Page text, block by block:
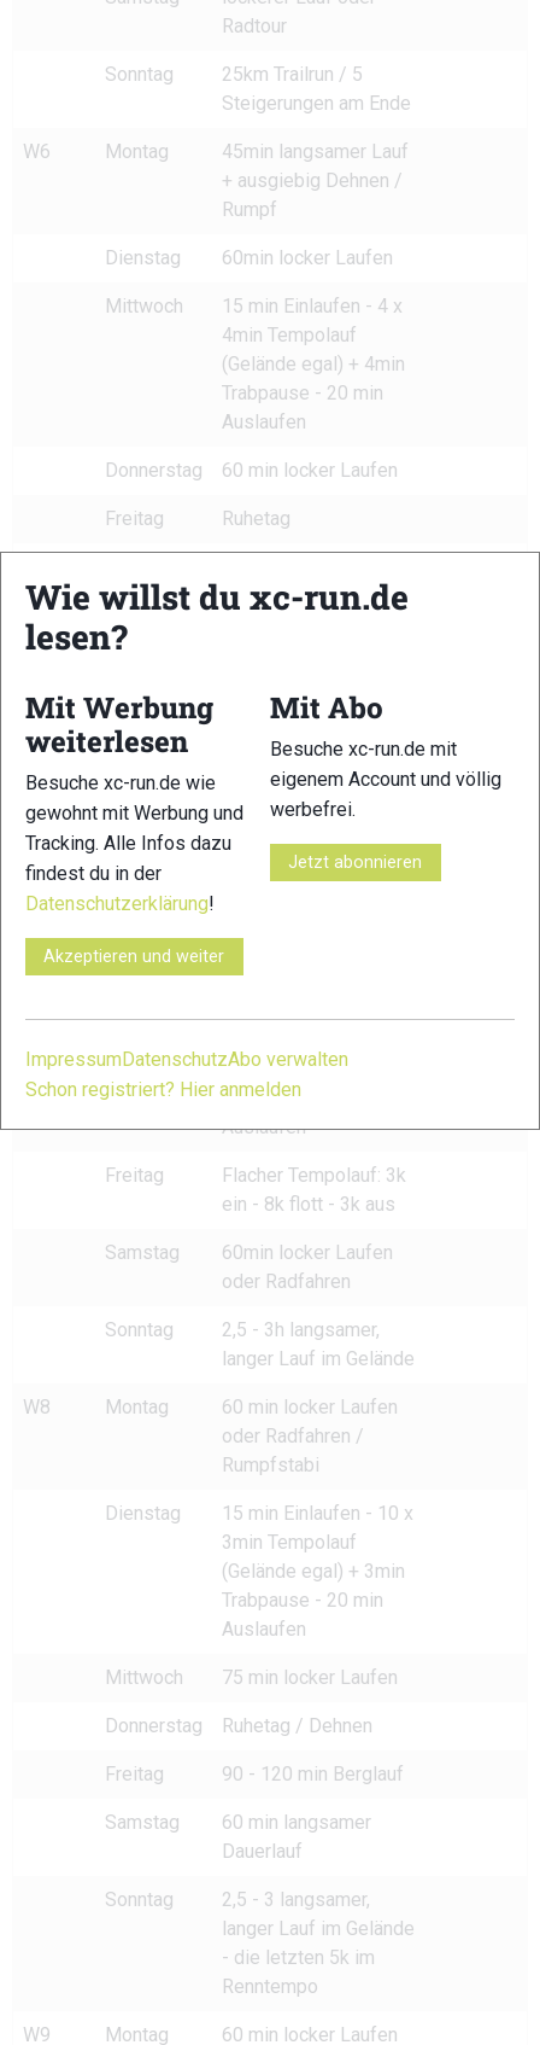
Radtour
Sonntag
25km Trailrun / 5
Steigerungen am Ende
W6 Montag
45min langsamer Lauf
+ ausgiebig Dehnen /
Rumpf
Dienstag 60min locker Laufen
Mittwoch
15 min Einlaufen - 4 x
4min Tempolauf
(Gelände egal) + 4min
Trabpause - 20 min
Auslaufen
Donnerstag 60 min locker Laufen
Freitag Ruhetag
Steigerungsläufe
Sonntag
angestrebten Distanz
Ausrüstung
W7 Montag
45min langsamer Lauf
oder Radtour +
ausgiebig Dehnen
Dienstag
im Gelände
Einlaufen - 4 x 10min
flott bergauf - 20min
Auslaufen
Freitag
Flacher Tempolauf: 3k
ein - 8k flott - 3k aus
Samstag
60min locker Laufen
oder Radfahren
Sonntag
2,5 - 3h langsamer,
langer Lauf im Gelände
W8 Montag
60 min locker Laufen
oder Radfahren /
Rumpfstabi
Dienstag
15 min Einlaufen - 10 x
3min Tempolauf
(Gelände egal) + 3min
Trabpause - 20 min
Auslaufen
Mittwoch 75 min locker Laufen
Donnerstag Ruhetag / Dehnen
Freitag 90 - 120 min Berglauf
Samstag
60 min langsamer
Dauerlauf
Sonntag
2,5 - 3 langsamer,
langer Lauf im Gelände
- die letzten 5k im
Renntempo
W9 Montag 60 min locker Laufen
Wie willst du xc-run.de
lesen?
Mit Werbung
weiterlesen
Besuche xc-run.de wie
gewohnt mit Werbung und
Tracking. Alle Infos dazu
findest du in der
Datenschutzerklärung!
Akzeptieren und weiter
Mit Abo
Besuche xc-run.de mit
eigenem Account und völlig
werbefrei.
Jetzt abonnieren
ImpressumDatenschutzAbo verwalten
Schon registriert? Hier anmelden